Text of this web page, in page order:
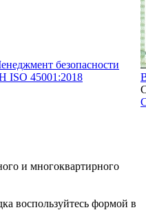
безопасности
ISO 45001:2018
и многоквартирного
воспользуйтесь формой в